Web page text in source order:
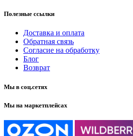
Полезные ссылки
Доставка и оплата
Обратная связь
Согласие на обработку
Блог
Возврат
Мы в соц.сетях
Мы на маркетплейсах